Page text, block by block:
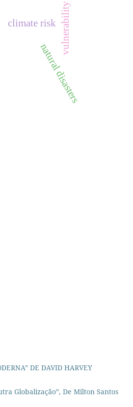
vulnerability
climate risk
natural disasters
DE DAVID HARVEY
Globalização”, De Milton Santos